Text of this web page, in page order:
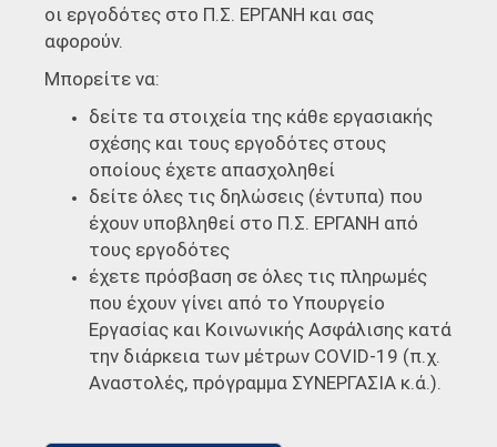
οι εργοδότες στο Π.Σ. ΕΡΓΑΝΗ και σας
αφορούν.
Μπορείτε να:
δείτε τα στοιχεία της κάθε εργασιακής
σχέσης και τους εργοδότες στους
οποίους έχετε απασχοληθεί
δείτε όλες τις δηλώσεις (έντυπα) που
έχουν υποβληθεί στο Π.Σ. ΕΡΓΑΝΗ από
τους εργοδότες
έχετε πρόσβαση σε όλες τις πληρωμές
που έχουν γίνει από το Υπουργείο
Εργασίας και Κοινωνικής Ασφάλισης κατά
την διάρκεια των μέτρων COVID-19 (π.χ.
Αναστολές, πρόγραμμα ΣΥΝΕΡΓΑΣΙΑ κ.ά.).